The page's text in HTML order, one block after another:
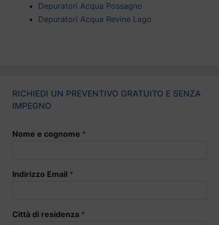
Depuratori Acqua Possagno
Depuratori Acqua Revine Lago
RICHIEDI UN PREVENTIVO GRATUITO E SENZA
IMPEGNO
Nome e cognome *
Indirizzo Email *
Città di residenza *